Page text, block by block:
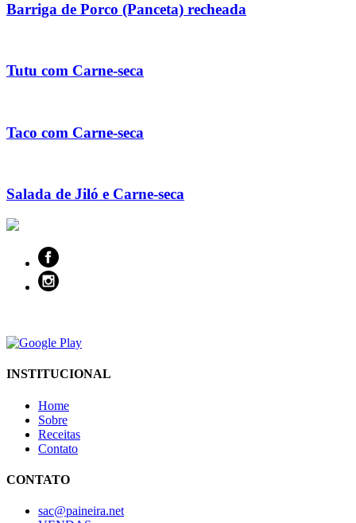
Barriga de Porco (Panceta) recheada
Tutu com Carne-seca
Taco com Carne-seca
Salada de Jiló e Carne-seca
INSTITUCIONAL
Home
Sobre
Receitas
Contato
CONTATO
sac@paineira.net